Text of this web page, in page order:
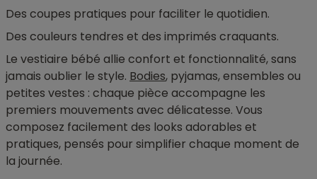
Des coupes pratiques pour faciliter le quotidien.
Des couleurs tendres et des imprimés craquants.
Le vestiaire bébé allie confort et fonctionnalité, sans
jamais oublier le style. Bodies, pyjamas, ensembles ou
petites vestes : chaque pièce accompagne les
premiers mouvements avec délicatesse. Vous
composez facilement des looks adorables et
pratiques, pensés pour simplifier chaque moment de
la journée.